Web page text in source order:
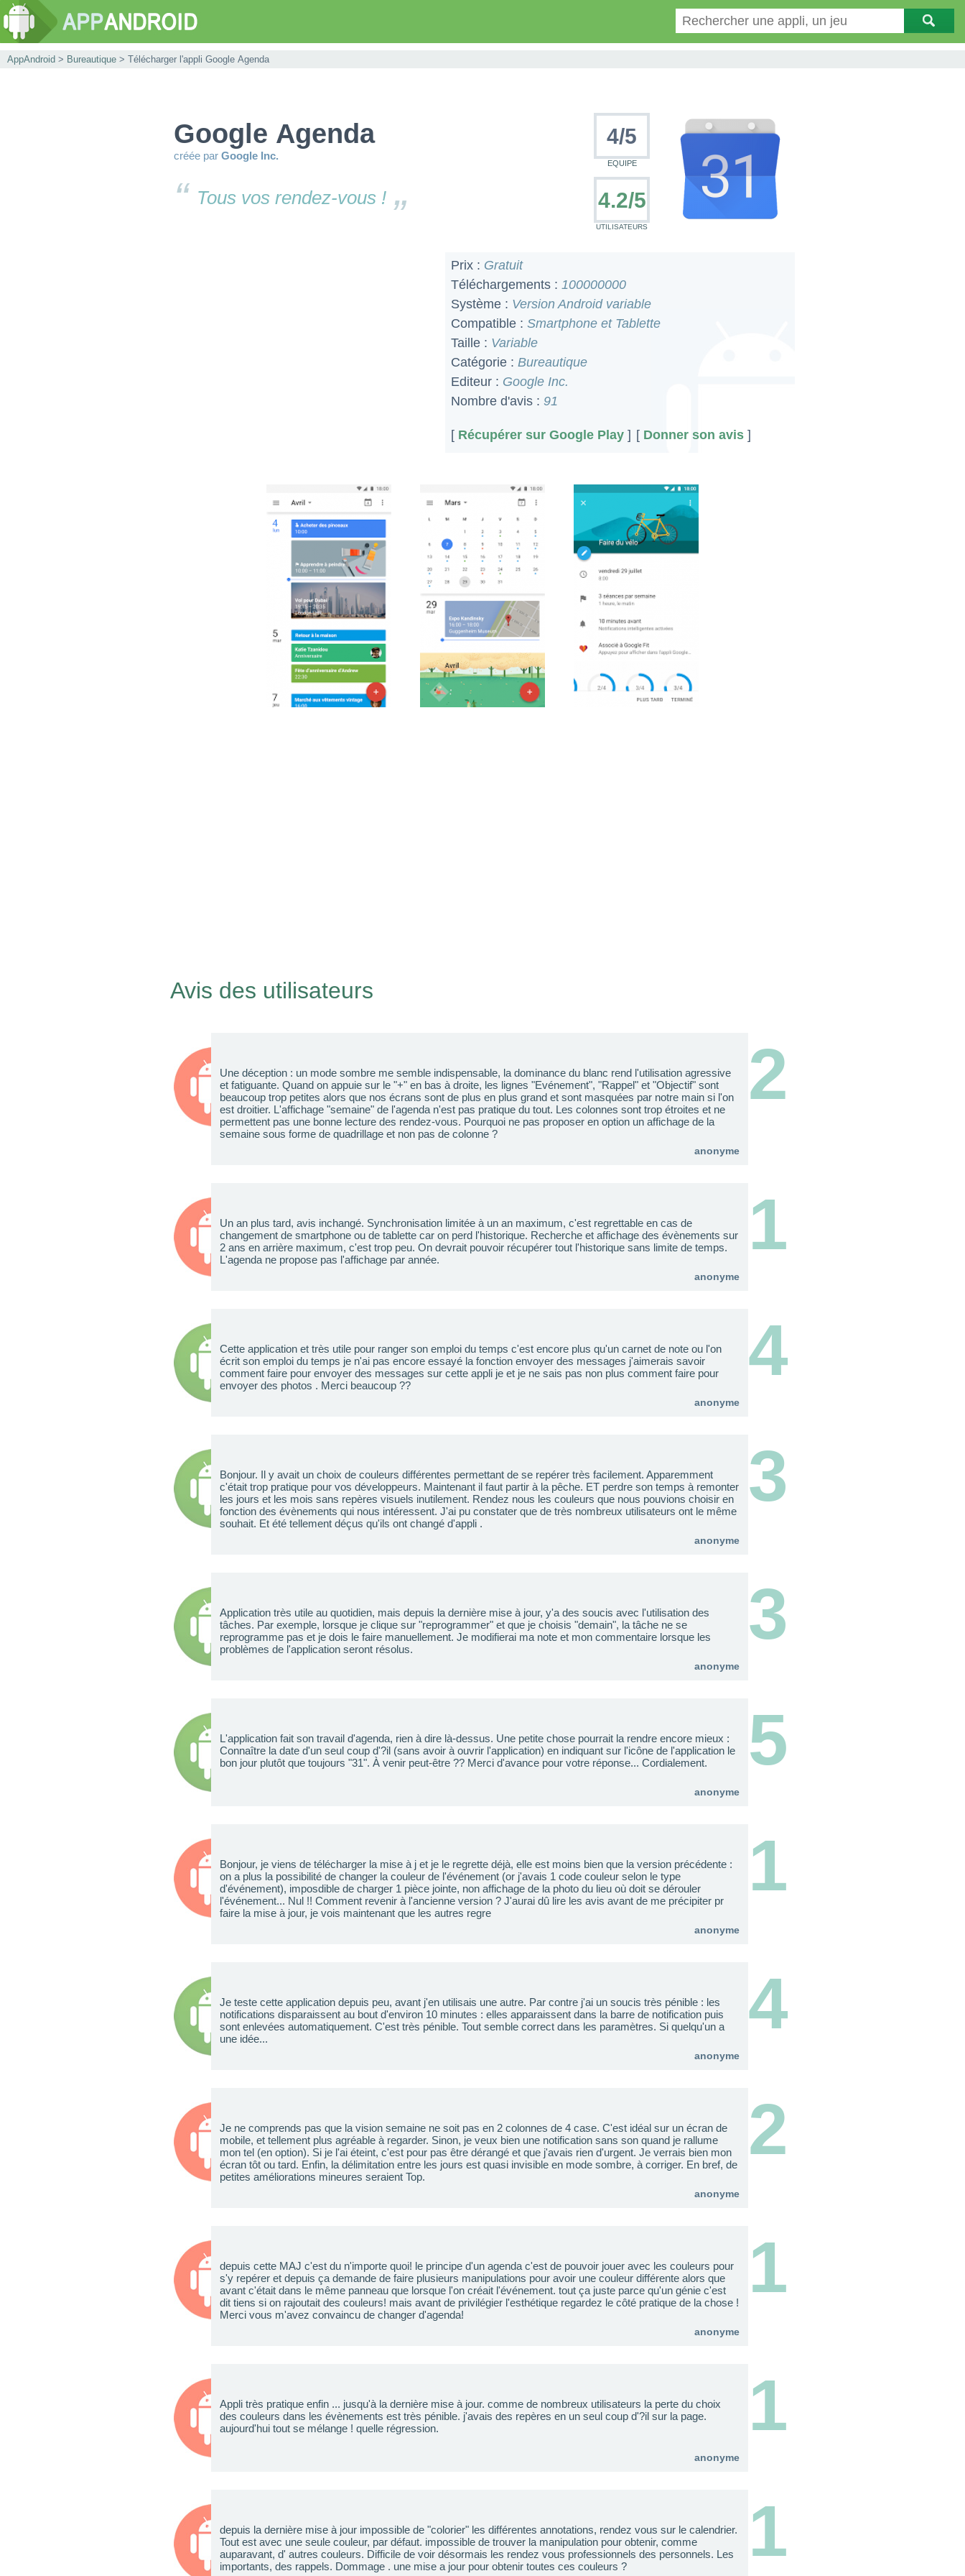
AppAndroid > Bureautique > Télécharger l'appli Google Agenda
Google Agenda
créée par Google Inc.
Tous vos rendez-vous !
4/5
EQUIPE
4.2/5
UTILISATEURS
Prix : Gratuit
Téléchargements : 100000000
Système : Version Android variable
Compatible : Smartphone et Tablette
Taille : Variable
Catégorie : Bureautique
Editeur : Google Inc.
Nombre d'avis : 91
[ Récupérer sur Google Play] [ Donner son avis]
Avis des utilisateurs
Une déception : un mode sombre me semble indispensable, la dominance du blanc rend l'utilisation agressive
et fatiguante. Quand on appuie sur le "+" en bas à droite, les lignes "Evénement", "Rappel" et "Objectif" sont
beaucoup trop petites alors que nos écrans sont de plus en plus grand et sont masquées par notre main si l'on
est droitier. L'affichage "semaine" de l'agenda n'est pas pratique du tout. Les colonnes sont trop étroites et ne
permettent pas une bonne lecture des rendez-vous. Pourquoi ne pas proposer en option un affichage de la
semaine sous forme de quadrillage et non pas de colonne ?
anonyme
2
Un an plus tard, avis inchangé. Synchronisation limitée à un an maximum, c'est regrettable en cas de
changement de smartphone ou de tablette car on perd l'historique. Recherche et affichage des évènements sur
2 ans en arrière maximum, c'est trop peu. On devrait pouvoir récupérer tout l'historique sans limite de temps.
L'agenda ne propose pas l'affichage par année.
anonyme
1
Cette application et très utile pour ranger son emploi du temps c'est encore plus qu'un carnet de note ou l'on
écrit son emploi du temps je n'ai pas encore essayé la fonction envoyer des messages j'aimerais savoir
comment faire pour envoyer des messages sur cette appli je et je ne sais pas non plus comment faire pour
envoyer des photos . Merci beaucoup ??
anonyme
4
Bonjour. Il y avait un choix de couleurs différentes permettant de se repérer très facilement. Apparemment
c'était trop pratique pour vos développeurs. Maintenant il faut partir à la pêche. ET perdre son temps à remonter
les jours et les mois sans repères visuels inutilement. Rendez nous les couleurs que nous pouvions choisir en
fonction des évènements qui nous intéressent. J'ai pu constater que de très nombreux utilisateurs ont le même
souhait. Et été tellement déçus qu'ils ont changé d'appli .
anonyme
3
Application très utile au quotidien, mais depuis la dernière mise à jour, y'a des soucis avec l'utilisation des
tâches. Par exemple, lorsque je clique sur "reprogrammer" et que je choisis "demain", la tâche ne se
reprogramme pas et je dois le faire manuellement. Je modifierai ma note et mon commentaire lorsque les
problèmes de l'application seront résolus.
anonyme
3
L'application fait son travail d'agenda, rien à dire là-dessus. Une petite chose pourrait la rendre encore mieux :
Connaître la date d'un seul coup d'?il (sans avoir à ouvrir l'application) en indiquant sur l'icône de l'application le
bon jour plutôt que toujours "31". À venir peut-être ?? Merci d'avance pour votre réponse... Cordialement.
anonyme
5
Bonjour, je viens de télécharger la mise à j et je le regrette déjà, elle est moins bien que la version précédente :
on a plus la possibilité de changer la couleur de l'événement (or j'avais 1 code couleur selon le type
d'événement), imposdible de charger 1 pièce jointe, non affichage de la photo du lieu où doit se dérouler
l'événement... Nul !! Comment revenir à l'ancienne version ? J'aurai dû lire les avis avant de me précipiter pr
faire la mise à jour, je vois maintenant que les autres regre
anonyme
1
Je teste cette application depuis peu, avant j'en utilisais une autre. Par contre j'ai un soucis très pénible : les
notifications disparaissent au bout d'environ 10 minutes : elles apparaissent dans la barre de notification puis
sont enlevées automatiquement. C'est très pénible. Tout semble correct dans les paramètres. Si quelqu'un a
une idée...
anonyme
4
Je ne comprends pas que la vision semaine ne soit pas en 2 colonnes de 4 case. C'est idéal sur un écran de
mobile, et tellement plus agréable à regarder. Sinon, je veux bien une notification sans son quand je rallume
mon tel (en option). Si je l'ai éteint, c'est pour pas être dérangé et que j'avais rien d'urgent. Je verrais bien mon
écran tôt ou tard. Enfin, la délimitation entre les jours est quasi invisible en mode sombre, à corriger. En bref, de
petites améliorations mineures seraient Top.
anonyme
2
depuis cette MAJ c'est du n'importe quoi! le principe d'un agenda c'est de pouvoir jouer avec les couleurs pour
s'y repérer et depuis ça demande de faire plusieurs manipulations pour avoir une couleur différente alors que
avant c'était dans le même panneau que lorsque l'on créait l'événement. tout ça juste parce qu'un génie c'est
dit tiens si on rajoutait des couleurs! mais avant de privilégier l'esthétique regardez le côté pratique de la chose !
Merci vous m'avez convaincu de changer d'agenda!
anonyme
1
Appli très pratique enfin ... jusqu'à la dernière mise à jour. comme de nombreux utilisateurs la perte du choix
des couleurs dans les évènements est très pénible. j'avais des repères en un seul coup d'?il sur la page.
aujourd'hui tout se mélange ! quelle régression.
anonyme
1
depuis la dernière mise à jour impossible de "colorier" les différentes annotations, rendez vous sur le calendrier.
Tout est avec une seule couleur, par défaut. impossible de trouver la manipulation pour obtenir, comme
auparavant, d' autres couleurs. Difficile de voir désormais les rendez vous professionnels des personnels. Les
importants, des rappels. Dommage . une mise a jour pour obtenir toutes ces couleurs ?
1